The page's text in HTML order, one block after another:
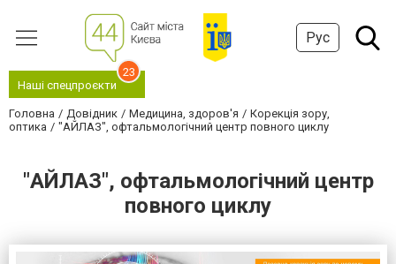
Рус
Наші спецпроєкти
23
Головна Довідник Медицина, здоров'я
Корекція зору,
оптика
"АЙЛАЗ", офтальмологічний центр повного циклу
"АЙЛАЗ", офтальмологічний центр
повного циклу